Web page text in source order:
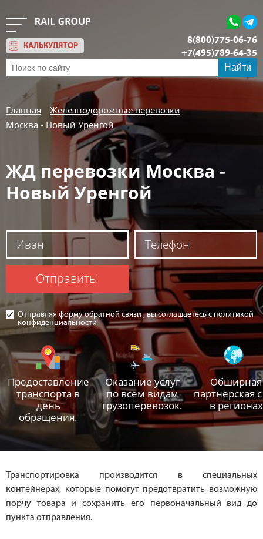
Найти
КАЛЬКУЛЯТОР
8(800)775-06-76
+7(495)789-64-35
Обратный звонок
Главная
Железнодорожные перевозки
Москва - Новый Уренгой
ЖД перевозки Москва -
Новый Уренгой
Отправить!
Отправляя форму обратной связи , вы соглашаетесь с политикой
конфиденциальности
Предоставление
транспорта в
день
обращения.
Оказание услуг
по всем видам
грузоперевозок.
Обширная
партнерская
в регионах
Транспортировка производится в специальных
контейнерах, которые помогут предотвратить возможную
порчу товара и сохранить его первоначальный вид до
пункта отправления.